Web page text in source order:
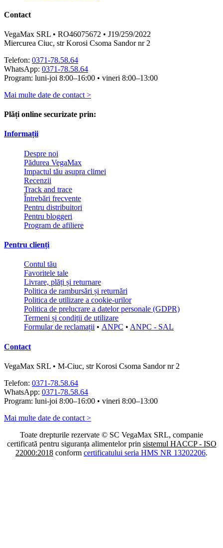
Contact
VegaMax SRL • RO46075672 • J19/259/2022
Miercurea Ciuc, str Korosi Csoma Sandor nr 2
Telefon: 0371-78.58.64
WhatsApp: 0371-78.58.64
Program: luni-joi 8:00–16:00 • vineri 8:00–13:00
Mai multe date de contact >
Plăți online securizate prin:
Informații
Despre noi
Pădurea VegaMax
Impactul tău asupra climei
Recenzii
Track and trace
Întrebări frecvente
Pentru distribuitori
Pentru bloggeri
Program de afiliere
Pentru clienți
Contul tău
Favoritele tale
Livrare, plăți și returnare
Politica de rambursări și returnări
Politica de utilizare a cookie-urilor
Politica de prelucrare a datelor personale (GDPR)
Termeni și condiții de utilizare
Formular de reclamații • ANPC • ANPC - SAL
Contact
VegaMax SRL • M-Ciuc, str Korosi Csoma Sandor nr 2
Telefon: 0371-78.58.64
WhatsApp: 0371-78.58.64
Program: luni-joi 8:00–16:00 • vineri 8:00–13:00
Mai multe date de contact >
Toate drepturile rezervate © SC VegaMax SRL, companie
certificată pentru siguranța alimentelor prin sistemul HACCP - ISO
22000:2018 conform certificatului seria HMS NR 13202206.